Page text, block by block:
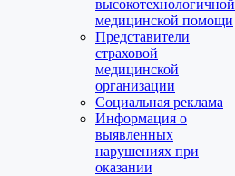
высокотехнологичной
медицинской помощи
Представители
страховой
медицинской
организации
Социальная реклама
Информация о
выявленных
нарушениях при
оказании